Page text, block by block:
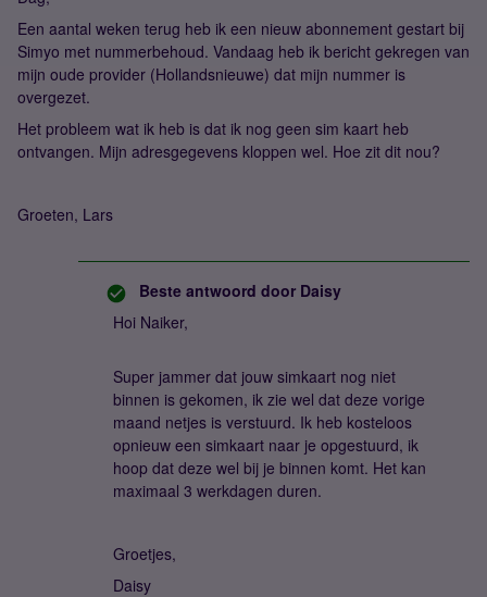
Een aantal weken terug heb ik een nieuw abonnement gestart bij
Simyo met nummerbehoud. Vandaag heb ik bericht gekregen van
mijn oude provider (Hollandsnieuwe) dat mijn nummer is
overgezet.
Het probleem wat ik heb is dat ik nog geen sim kaart heb
ontvangen. Mijn adresgegevens kloppen wel. Hoe zit dit nou?
Groeten, Lars
Beste antwoord door Daisy
Hoi Naiker,
Super jammer dat jouw simkaart nog niet
binnen is gekomen, ik zie wel dat deze vorige
maand netjes is verstuurd. Ik heb kosteloos
opnieuw een simkaart naar je opgestuurd, ik
hoop dat deze wel bij je binnen komt. Het kan
maximaal 3 werkdagen duren.
Groetjes,
Daisy